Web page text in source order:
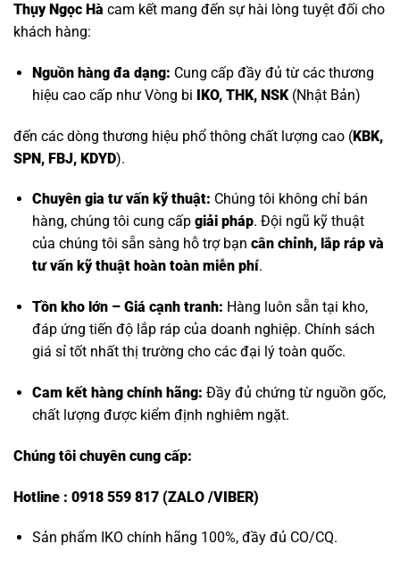
Thụy Ngọc Hà cam kết mang đến sự hài lòng tuyệt đối cho
khách hàng:
Nguồn hàng đa dạng: Cung cấp đầy đủ từ các thương
hiệu cao cấp nhưVòng bi IKO, THK, NSK(Nhật Bản)
đến các dòng thương hiệu phổ thông chất lượng cao (KBK,
SPN, FBJ, KDYD).
Chuyên gia tư vấn kỹ thuật: Chúng tôi không chỉ bán
hàng, chúng tôi cung cấp giải pháp. Đội ngũ kỹ thuật
của chúng tôi sẵn sàng hỗ trợ bạn cân chỉnh, lắp ráp và
tư vấn kỹ thuật hoàn toàn miễn phí.
Tồn kho lớn – Giá cạnh tranh: Hàng luôn sẵn tại kho,
đáp ứng tiến độ lắp ráp của doanh nghiệp. Chính sách
giá sỉ tốt nhất thị trường cho các đại lý toàn quốc.
Cam kết hàng chính hãng: Đầy đủ chứng từ nguồn gốc,
chất lượng được kiểm định nghiêm ngặt.
Chúng tôi chuyên cung cấp:
Hotline : 0918 559 817 (ZALO /VIBER)
Sản phẩm IKO chính hãng 100%, đầy đủ CO/CQ.